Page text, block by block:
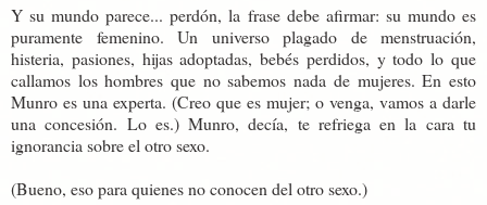
Y su mundo parece... perdón, la frase debe afirmar: su mundo es
puramente femenino. Un universo plagado de menstruación,
histeria, pasiones, hijas adoptadas, bebés perdidos, y todo lo que
callamos los hombres que no sabemos nada de mujeres. En esto
Munro es una experta. (Creo que es mujer; o venga, vamos a darle
una concesión. Lo es.) Munro, decía, te refriega en la cara tu
ignorancia sobre el otro sexo.
(Bueno, eso para quienes no conocen del otro sexo.)